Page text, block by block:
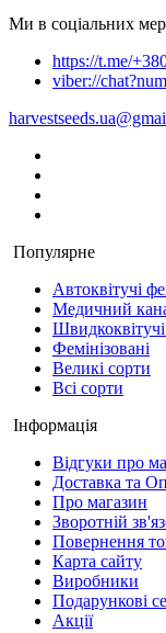
Ми в соціальних
https://t.me/
viber://
Популярне
Автоквітучі
Медичний
Фемінізовані
Великі сорти
Всі сорти
Інформація
Відгуки про
Доставка та
Про магазин
Зворотній
Повернення
Карта сайту
Виробники
Подарункові
Акції